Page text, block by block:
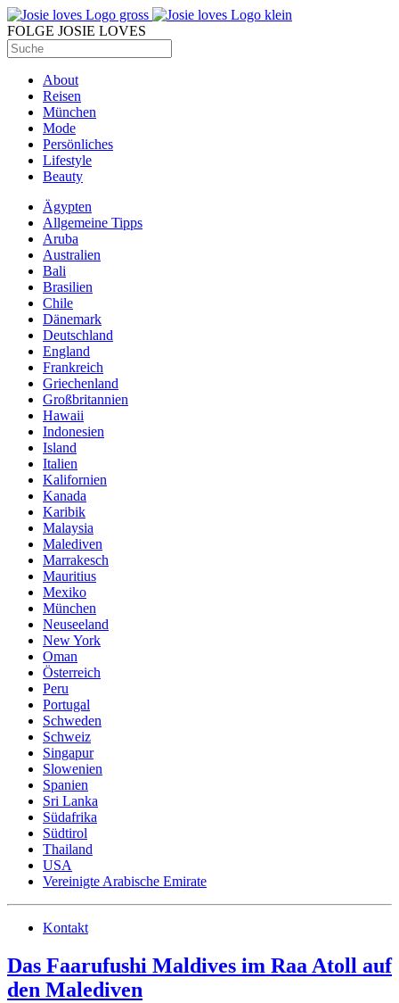
FOLGE JOSIE LOVES
About
Reisen
München
Mode
Persönliches
Lifestyle
Beauty
Ägypten
Allgemeine Tipps
Aruba
Australien
Bali
Brasilien
Chile
Dänemark
Deutschland
England
Frankreich
Griechenland
Großbritannien
Hawaii
Indonesien
Island
Italien
Kalifornien
Kanada
Karibik
Malaysia
Malediven
Marrakesch
Mauritius
Mexiko
München
Neuseeland
New York
Oman
Österreich
Peru
Portugal
Schweden
Schweiz
Singapur
Slowenien
Spanien
Sri Lanka
Südafrika
Südtirol
Thailand
USA
Vereinigte Arabische Emirate
Kontakt
Das Faarufushi Maldives im Raa Atoll auf
den Malediven